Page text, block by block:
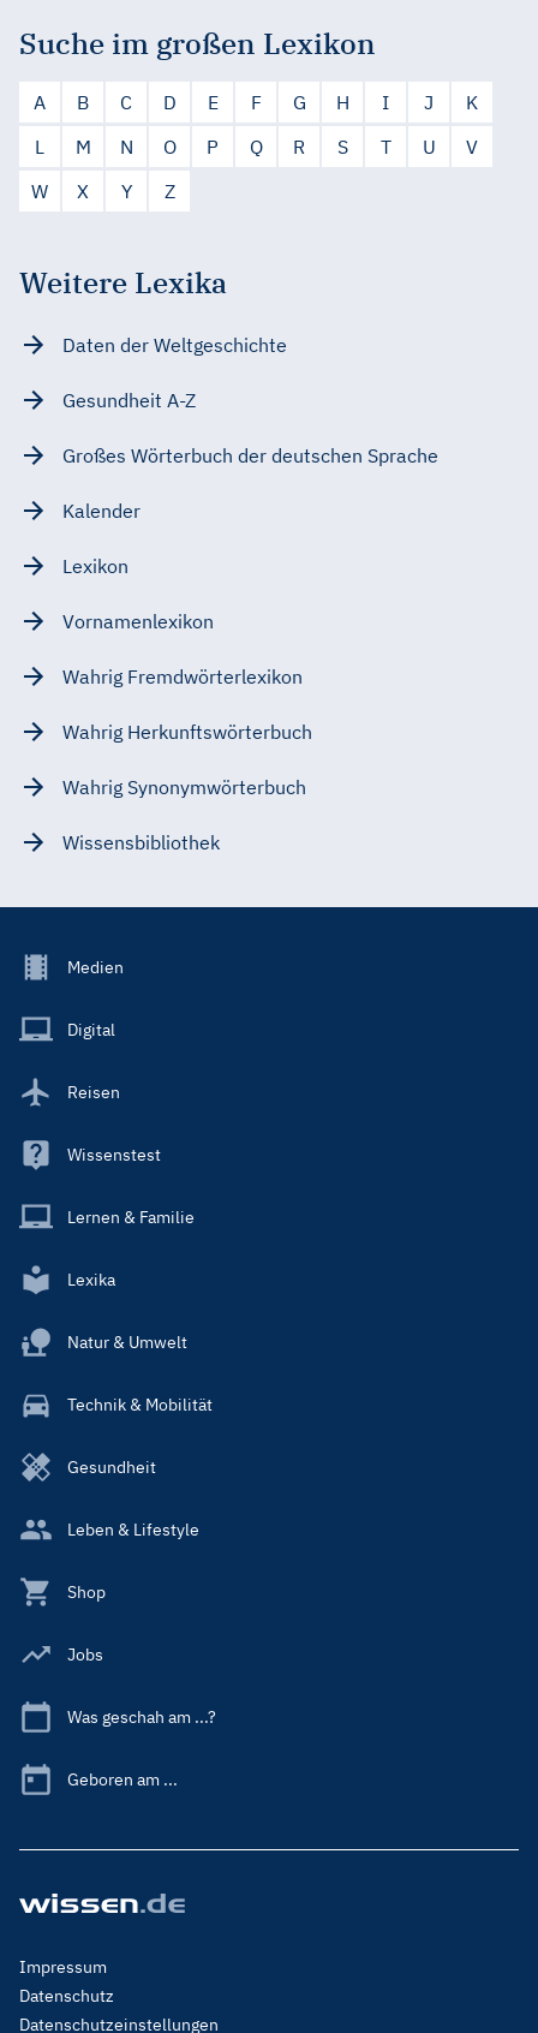
Suche im großen Lexikon
A B C D E F G H I J
K
L
M N O P Q R S T U
V
W
X Y Z
Weitere Lexika
Daten der Weltgeschichte
Gesundheit A-Z
Großes Wörterbuch der deutschen Sprache
Kalender
Lexikon
Vornamenlexikon
Wahrig Fremdwörterlexikon
Wahrig Herkunftswörterbuch
Wahrig Synonymwörterbuch
Wissensbibliothek
Footer
Main
Medien
Digital
Reisen
Wissenstest
Lernen & Familie
Lexika
Natur & Umwelt
Technik & Mobilität
Gesundheit
Leben & Lifestyle
Shop
Jobs
Was geschah am ...?
Geboren am ...
Footer
Menu
Legal
Impressum
Datenschutz
Datenschutzeinstellungen